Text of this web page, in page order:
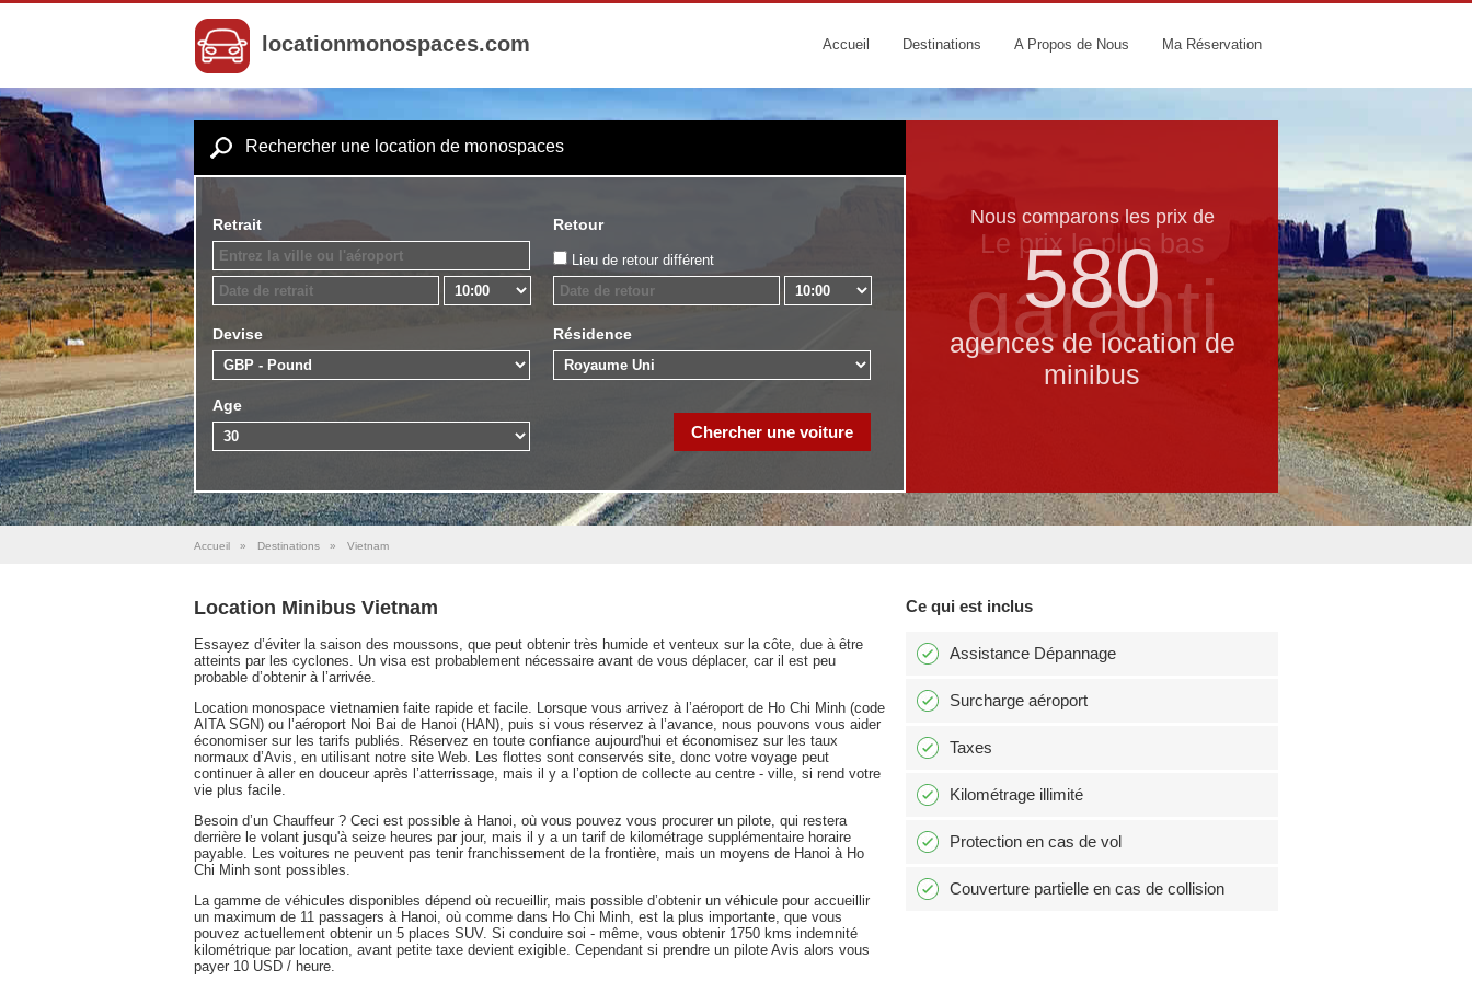
locationmonospaces.com Accueil Destinations A Propos de Nous Ma Réservation
Rechercher une location de monospaces
Retrait Retour
Lieu de retour différent
Devise Résidence
Age
Nous comparons les prix de
580
agences de location de
minibus
Le prix le​ plus bas
garanti
Accueil » Destinations » Vietnam
Location Minibus Vietnam
Essayez d’éviter la saison des moussons, que peut obtenir très humide et venteux sur la côte, due à être
atteints par les cyclones. Un visa est probablement nécessaire avant de vous déplacer, car il est peu
probable d’obtenir à l’arrivée.
Location monospace vietnamien faite rapide et facile. Lorsque vous arrivez à l’aéroport de Ho Chi Minh (code
AITA SGN) ou l’aéroport Noi Bai de Hanoi (HAN), puis si vous réservez à l’avance, nous pouvons vous aider
économiser sur les tarifs publiés. Réservez en toute confiance aujourd'hui et économisez sur les taux
normaux d’Avis, en utilisant notre site Web. Les flottes sont conservés site, donc votre voyage peut
continuer à aller en douceur après l’atterrissage, mais il y a l’option de collecte au centre - ville, si rend votre
vie plus facile.
Besoin d’un Chauffeur ? Ceci est possible à Hanoi, où vous pouvez vous procurer un pilote, qui restera
derrière le volant jusqu'à seize heures par jour, mais il y a un tarif de kilométrage supplémentaire horaire
payable. Les voitures ne peuvent pas tenir franchissement de la frontière, mais un moyens de Hanoi à Ho
Chi Minh sont possibles.
La gamme de véhicules disponibles dépend où recueillir, mais possible d’obtenir un véhicule pour accueillir
un maximum de 11 passagers à Hanoi, où comme dans Ho Chi Minh, est la plus importante, que vous
pouvez actuellement obtenir un 5 places SUV. Si conduire soi - même, vous obtenir 1750 kms indemnité
kilométrique par location, avant petite taxe devient exigible. Cependant si prendre un pilote Avis alors vous
payer 10 USD / heure.
Ce qui est inclus
Assistance Dépannage
Surcharge aéroport
Taxes
Kilométrage illimité
Protection en cas de vol
Couverture partielle en cas de collision